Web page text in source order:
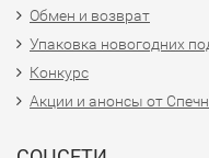
Обмен и возврат
Упаковка новогодних
Конкурс
Акции и анонсы от